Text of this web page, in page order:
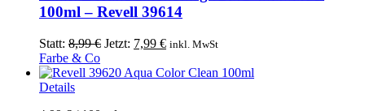
100ml – Revell 39614
Statt: 8,99€ Ursprünglicher
war:
Jetzt: 7,99 €Aktueller
ist:
inkl. MwSt
Farbe & Co
Details